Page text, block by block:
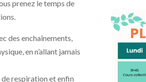
prenez le temps de
des enchaînements,
en n’allant jamais
de respiration et enfin